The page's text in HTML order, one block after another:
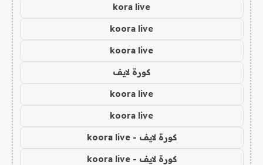
kora live
koora live
koora live
كورة لايف
koora live
koora live
كورة لايف - koora live
كورة لايف - koora live